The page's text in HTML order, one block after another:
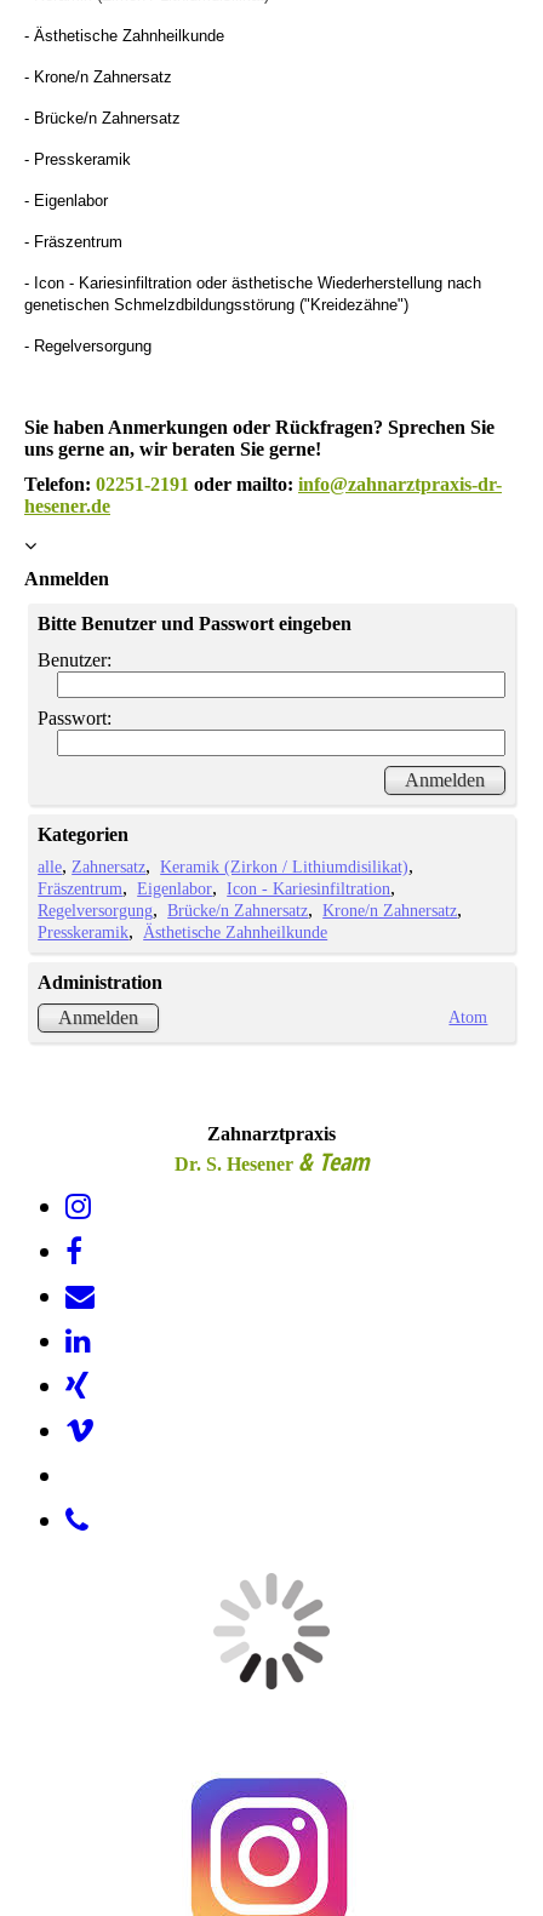
- Ästhetische Zahnheilkunde
- Krone/n Zahnersatz
- Brücke/n Zahnersatz
- Presskeramik
- Eigenlabor
- Fräszentrum
- Icon - Kariesinfiltration oder ästhetische Wiederherstellung nach
genetischen Schmelzdbildungsstörung ("Kreidezähne")
- Regelversorgung
Sie haben Anmerkungen oder Rückfragen? Sprechen Sie
uns gerne an, wir beraten Sie gerne!
Telefon: 02251-2191 oder mailto: info@zahnarztpraxis-dr-
hesener.de
Anmelden
Bitte Benutzer und Passwort eingeben
Benutzer:
Passwort:
Kategorien
alle Zahnersatz
Keramik (Zirkon / Lithiumdisilikat)
Fräszentrum
Eigenlabor
Icon - Kariesinfiltration
Regelversorgung
Brücke/n Zahnersatz
Krone/n Zahnersatz
Presskeramik
Ästhetische Zahnheilkunde
Administration
Anmelden
Atom
Zahnarztpraxis
Dr. S. Hesener & Team